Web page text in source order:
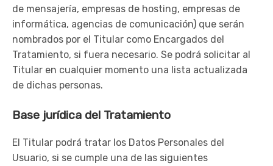
de mensajería, empresas de hosting, empresas de
informática, agencias de comunicación) que serán
nombrados por el Titular como Encargados del
Tratamiento, si fuera necesario. Se podrá solicitar al
Titular en cualquier momento una lista actualizada
de dichas personas.
Base jurídica del Tratamiento
El Titular podrá tratar los Datos Personales del
Usuario, si se cumple una de las siguientes